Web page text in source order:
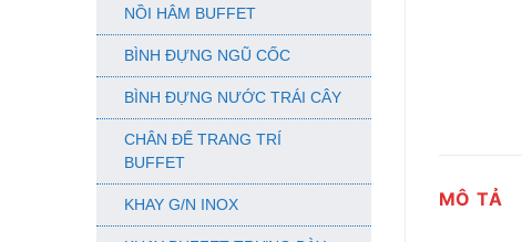
NỒI HÂM BUFFET
BÌNH ĐỰNG NGŨ CỐC
BÌNH ĐỰNG NƯỚC TRÁI CÂY
CHÂN ĐẾ TRANG TRÍ
BUFFET
KHAY G/N INOX MÔ TẢ